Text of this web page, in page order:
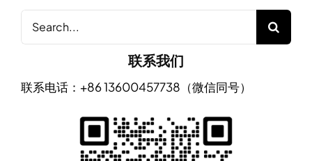
Search
for:
联系我们
联系电话：+86 13600457738（微信同号）